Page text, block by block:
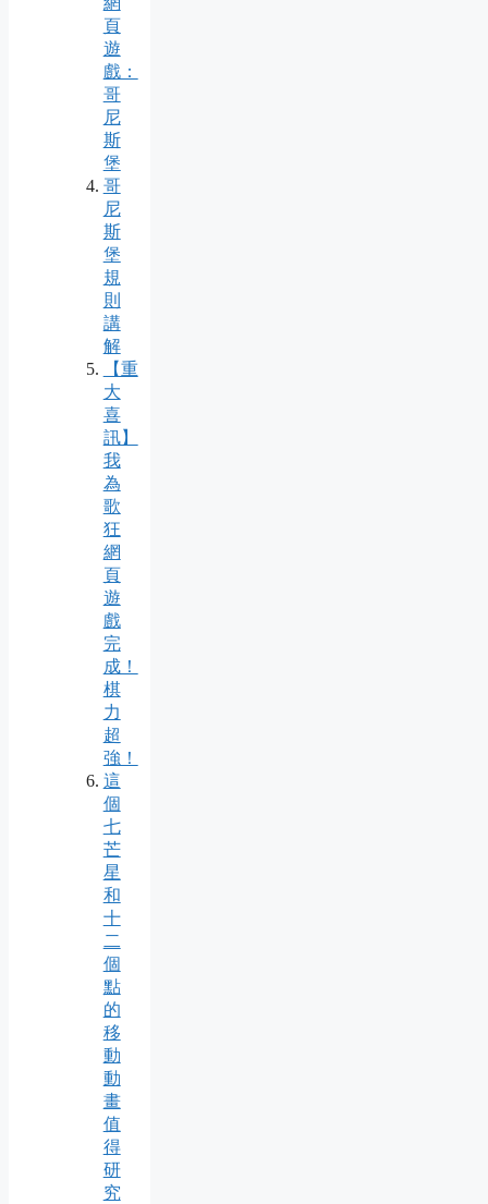
頁
遊
戲：
哥
尼
斯
堡
哥
尼
斯
堡
規
則
講
解
【重
大
喜
訊】
我
為
歌
狂
網
頁
遊
戲
完
成！
棋
力
超
強！
這
個
七
芒
星
和
十
二
個
點
的
移
動
動
畫
值
得
研
究